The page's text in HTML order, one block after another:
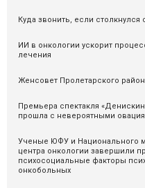
Куда звонить, если
ИИ в онкологии ускорит
лечения
Женсовет Пролетарского
Премьера спектакля
прошла с невероятными
Ученые ЮФУ и Национального
центра онкологии завершили
психосоциальные факторы
онкобольных